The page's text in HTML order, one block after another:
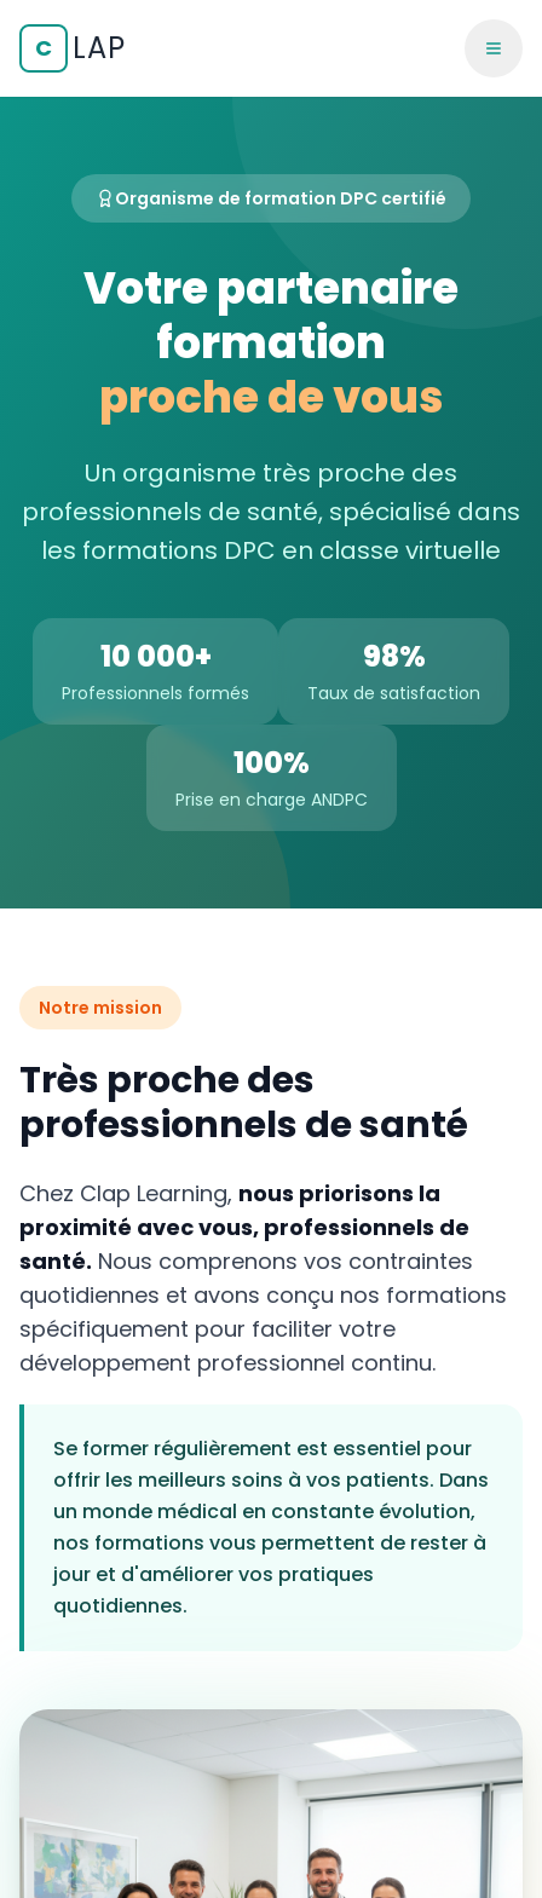
C LAP
Organisme de formation DPC certifié
Votre partenaire
formation
proche de vous
Un organisme très proche des
professionnels de santé, spécialisé dans
les formations DPC en classe virtuelle
10 000+
Professionnels formés
98%
Taux de satisfaction
100%
Prise en charge ANDPC
Notre mission
Très proche des
professionnels de santé
Chez Clap Learning, nous priorisons la
proximité avec vous, professionnels de
santé. Nous comprenons vos contraintes
quotidiennes et avons conçu nos formations
spécifiquement pour faciliter votre
développement professionnel continu.
Se former régulièrement est essentiel pour
offrir les meilleurs soins à vos patients. Dans
un monde médical en constante évolution,
nos formations vous permettent de rester à
jour et d'améliorer vos pratiques
quotidiennes.